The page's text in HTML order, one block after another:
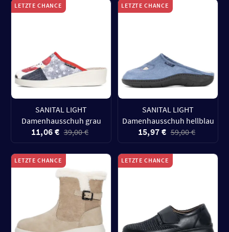
LETZTE CHANCE
SANITAL LIGHT
Damenhausschuh grau
11,06 € 39,00 €
LETZTE CHANCE
SANITAL LIGHT
Damenhausschuh hellblau
15,97 € 59,00 €
LETZTE CHANCE LETZTE CHANCE